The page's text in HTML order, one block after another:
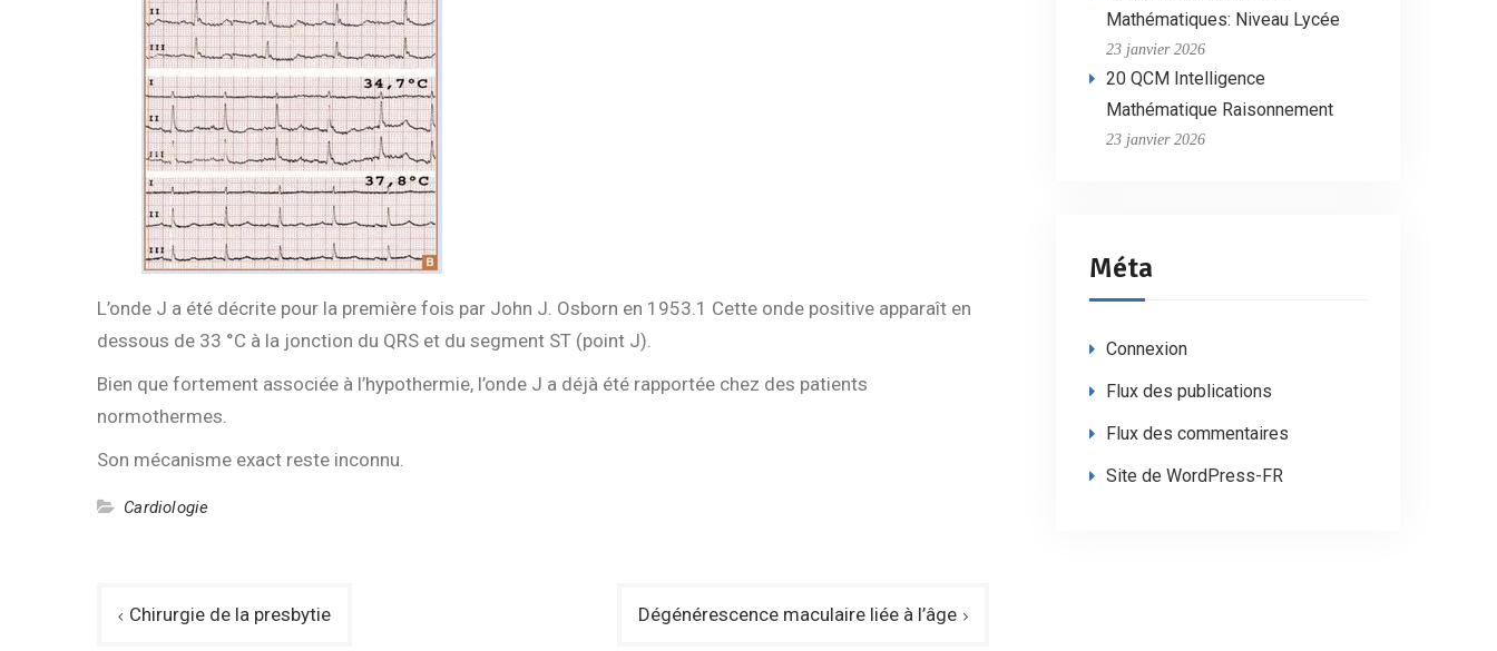
L’onde J a été décrite pour la première fois par John J. Osborn en 1953.1 Cette onde positive apparaît en
dessous de 33 °C à la jonction du QRS et du segment ST (point J).
Bien que fortement associée à l’hypothermie, l’onde J a déjà été rapportée chez des patients
normothermes.
Son mécanisme exact reste inconnu.
Cardiologie
Navigation
Chirurgie de la presbytie Dégénérescence maculaire liée à l’âge
Mathématiques: Niveau Lycée
23 janvier 2026
20 QCM Intelligence
Mathématique Raisonnement
23 janvier 2026
Méta
Connexion
Flux des publications
Flux des commentaires
Site de WordPress-FR